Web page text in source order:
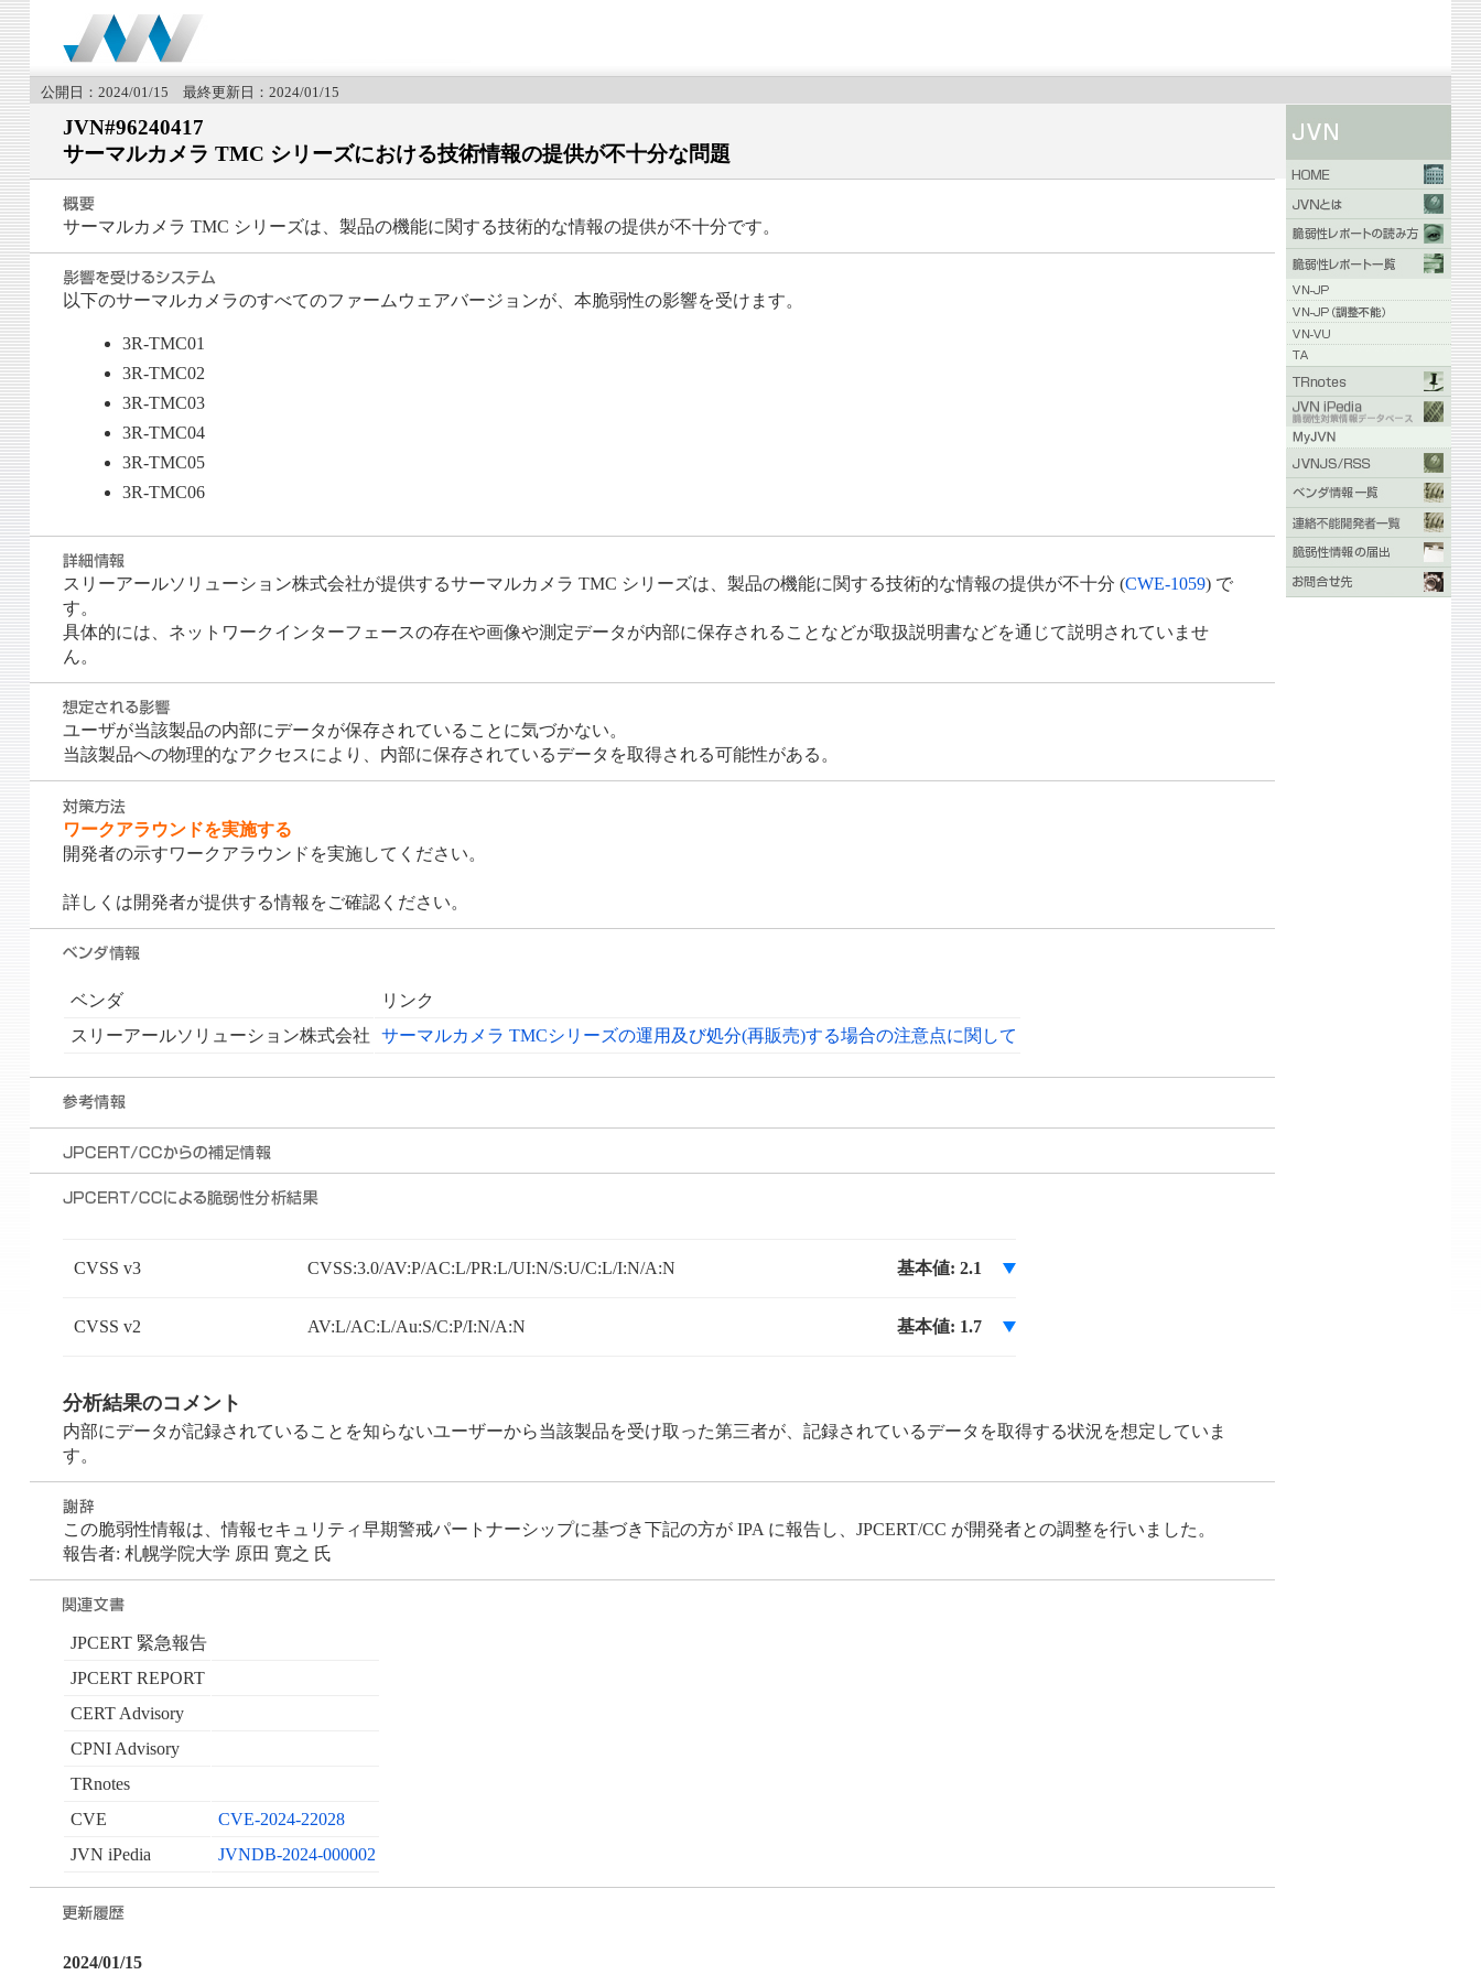
公開日：2024/01/15 最終更新日：2024/01/15
JVN#96240417
サーマルカメラ TMC シリーズにおける技術情報の提供が不十分な問題
サーマルカメラ TMC シリーズは、製品の機能に関する技術的な情報の提供が不十分です。
以下のサーマルカメラのすべてのファームウェアバージョンが、本脆弱性の影響を受けます。
3R-TMC01
3R-TMC02
3R-TMC03
3R-TMC04
3R-TMC05
3R-TMC06
スリーアールソリューション株式会社が提供するサーマルカメラ TMC シリーズは、製品の機能に関する技術的な情報の提供が不十分 (CWE-1059) で
す。
具体的には、ネットワークインターフェースの存在や画像や測定データが内部に保存されることなどが取扱説明書などを通じて説明されていませ
ん。
ユーザが当該製品の内部にデータが保存されていることに気づかない。
当該製品への物理的なアクセスにより、内部に保存されているデータを取得される可能性がある。
ワークアラウンドを実施する
開発者の示すワークアラウンドを実施してください。
詳しくは開発者が提供する情報をご確認ください。
ベンダ
リンク
スリーアールソリューション株式会社
サーマルカメラ TMCシリーズの運用及び処分(再販売)する場合の注意点に関して
CVSS v3 CVSS:3.0/AV:P/AC:L/PR:L/UI:N/S:U/C:L/I:N/A:N 基本値: 2.1
CVSS v2 AV:L/AC:L/Au:S/C:P/I:N/A:N 基本値: 1.7
分析結果のコメント
内部にデータが記録されていることを知らないユーザーから当該製品を受け取った第三者が、記録されているデータを取得する状況を想定していま
す。
この脆弱性情報は、情報セキュリティ早期警戒パートナーシップに基づき下記の方が IPA に報告し、JPCERT/CC が開発者との調整を行いました。
報告者: 札幌学院大学 原田 寛之 氏
JPCERT 緊急報告
JPCERT REPORT
CERT Advisory
CPNI Advisory
TRnotes
CVE
CVE-2024-22028
JVN iPedia
JVNDB-2024-000002
2024/01/15